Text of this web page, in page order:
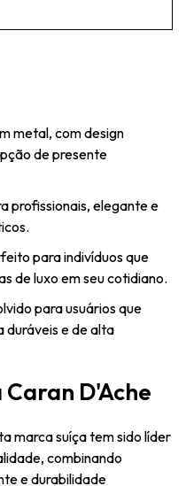
metal, com design
de presente
profissionais, elegante e
para indivíduos que
de luxo em seu cotidiano.
para usuários que
duráveis e de alta
D'Ache
marca suíça tem sido líder
combinando
e durabilidade